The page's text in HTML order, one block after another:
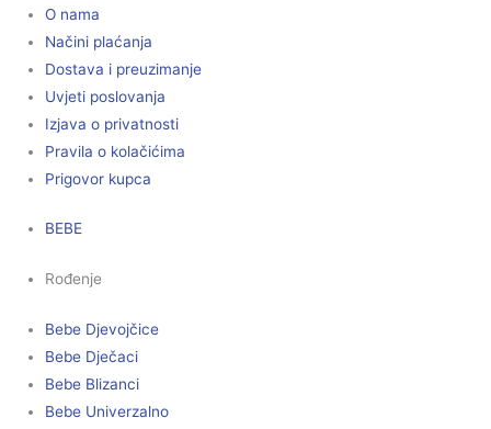
O nama
Načini plaćanja
Dostava i preuzimanje
Uvjeti poslovanja
Izjava o privatnosti
Pravila o kolačićima
Prigovor kupca
BEBE
Rođenje
Bebe Djevojčice
Bebe Dječaci
Bebe Blizanci
Bebe Univerzalno